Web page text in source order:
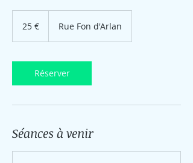
25 € Rue Fon d'Arlan
Réserver
Séances à venir